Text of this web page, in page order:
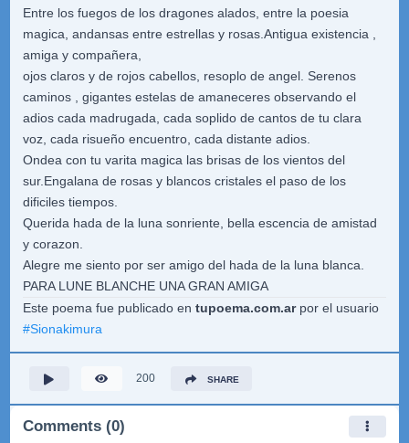
Entre los fuegos de los dragones alados, entre la poesia
magica, andansas entre estrellas y rosas.Antigua existencia ,
amiga y compañera,
ojos claros y de rojos cabellos, resoplo de angel. Serenos
caminos , gigantes estelas de amaneceres observando el
adios cada madrugada, cada soplido de cantos de tu clara
voz, cada risueño encuentro, cada distante adios.
Ondea con tu varita magica las brisas de los vientos del
sur.Engalana de rosas y blancos cristales el paso de los
dificiles tiempos.
Querida hada de la luna sonriente, bella escencia de amistad
y corazon.
Alegre me siento por ser amigo del hada de la luna blanca.
PARA LUNE BLANCHE UNA GRAN AMIGA
Este poema fue publicado en tupoema.com.arpor el usuario
#Sionakimura
200 SHARE
Comments (0)